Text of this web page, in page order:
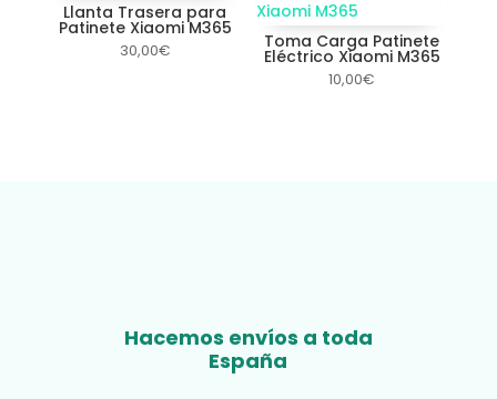
Llanta Trasera para
Patinete Xiaomi M365
30,00€ Toma Carga Patinete
Eléctrico Xiaomi M365
10,00€
Hacemos envíos a toda
España